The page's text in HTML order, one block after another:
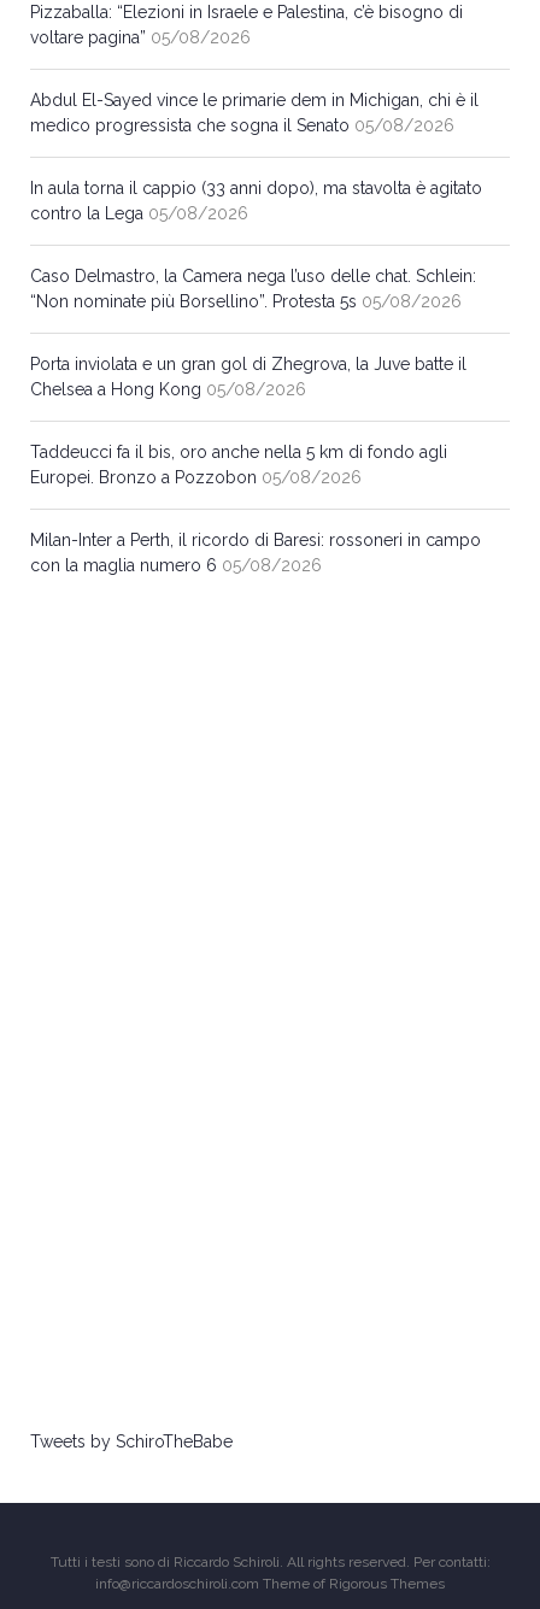
Pizzaballa: “Elezioni in Israele e Palestina, c’è bisogno di
voltare pagina” 05/08/2026
Abdul El-Sayed vince le primarie dem in Michigan, chi è il
medico progressista che sogna il Senato 05/08/2026
In aula torna il cappio (33 anni dopo), ma stavolta è agitato
contro la Lega 05/08/2026
Caso Delmastro, la Camera nega l’uso delle chat. Schlein:
“Non nominate più Borsellino”. Protesta 5s 05/08/2026
Porta inviolata e un gran gol di Zhegrova, la Juve batte il
Chelsea a Hong Kong 05/08/2026
Taddeucci fa il bis, oro anche nella 5 km di fondo agli
Europei. Bronzo a Pozzobon 05/08/2026
Milan-Inter a Perth, il ricordo di Baresi: rossoneri in campo
con la maglia numero 6 05/08/2026
Tweets by SchiroTheBabe
Tutti i testi sono di Riccardo Schiroli. All rights reserved. Per contatti:
info@riccardoschiroli.com Theme of Rigorous Themes